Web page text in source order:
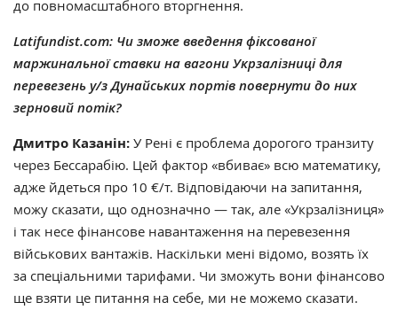
до повномасштабного вторгнення.
Latifundist.com: Чи зможе введення фіксованої
маржинальної ставки на вагони Укрзалізниці для
перевезень у/з Дунайських портів повернути до них
зерновий потік?
Дмитро Казанін: У Рені є проблема дорогого транзиту
через Бессарабію. Цей фактор «вбиває» всю математику,
адже йдеться про 10 €/т. Відповідаючи на запитання,
можу сказати, що однозначно — так, але «Укрзалізниця»
і так несе фінансове навантаження на перевезення
військових вантажів. Наскільки мені відомо, возять їх
за спеціальними тарифами. Чи зможуть вони фінансово
ще взяти це питання на себе, ми не можемо сказати.